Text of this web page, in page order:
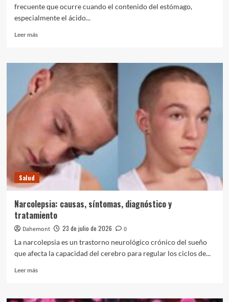
frecuente que ocurre cuando el contenido del estómago,
especialmente el ácido...
Leer másLeer
Reflujo
gastroesofágico:
causas,
síntomas,
tratamiento
Salud
Narcolepsia: causas, síntomas, diagnóstico y
tratamiento
Dahemont 23 de julio de 2026
0
La narcolepsia es un trastorno neurológico crónico del sueño
que afecta la capacidad del cerebro para regular los ciclos de...
Leer másLeer
Narcolepsia: